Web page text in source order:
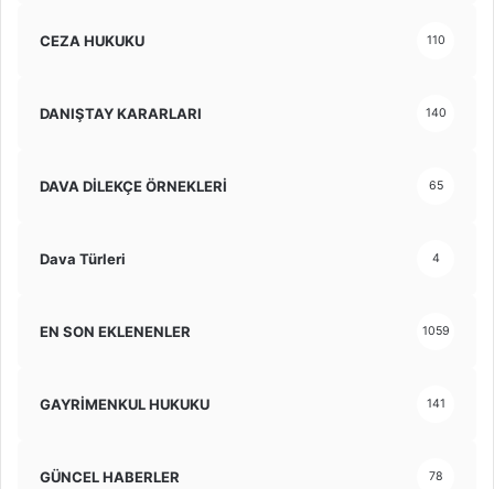
CEZA HUKUKU 110
DANIŞTAY KARARLARI 140
DAVA DİLEKÇE ÖRNEKLERİ 65
Dava Türleri 4
EN SON EKLENENLER 1059
GAYRİMENKUL HUKUKU 141
GÜNCEL HABERLER 78